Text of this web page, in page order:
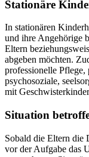
Stationäre
In stationären
und ihre Angehörige
Eltern
abgeben möchten.
professionelle
psychosoziale,
mit
Situation
Sobald die Eltern die
vor der Aufgabe das